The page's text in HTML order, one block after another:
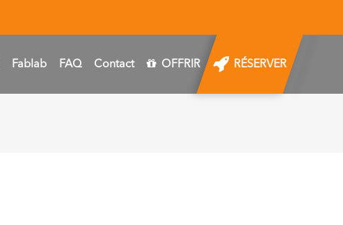
Fablab FAQ Contact OFFRIR RÉSERVER